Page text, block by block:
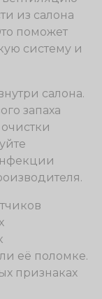
из салона
поможет
систему и
салона.
запаха
её поломке.
признаках